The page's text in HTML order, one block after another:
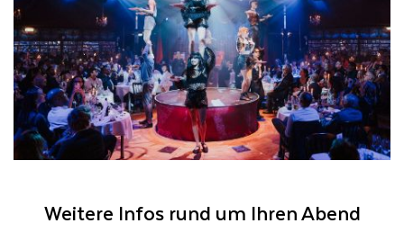
Weitere Infos rund um Ihren Abend